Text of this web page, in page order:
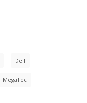
Dell
MegaTec